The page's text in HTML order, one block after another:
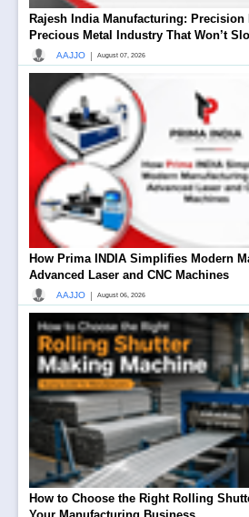
Rajesh India Manufacturing:
Precious Metal Industry That Won’t
AAJJO | August 07, 2026
How Prima INDIA Simplifies Modern
Advanced Laser and CNC Machines
AAJJO | August 06, 2026
How to Choose the Right Rolling